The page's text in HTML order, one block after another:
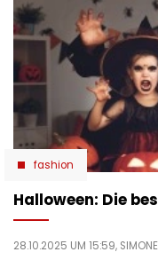
fashion
Halloween: Die
28.10.2025 UM 15:59,